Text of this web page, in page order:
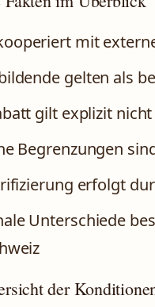
mit
gelten als
gilt explizit
Begrenzungen
erfolgt
Unterschiede
der